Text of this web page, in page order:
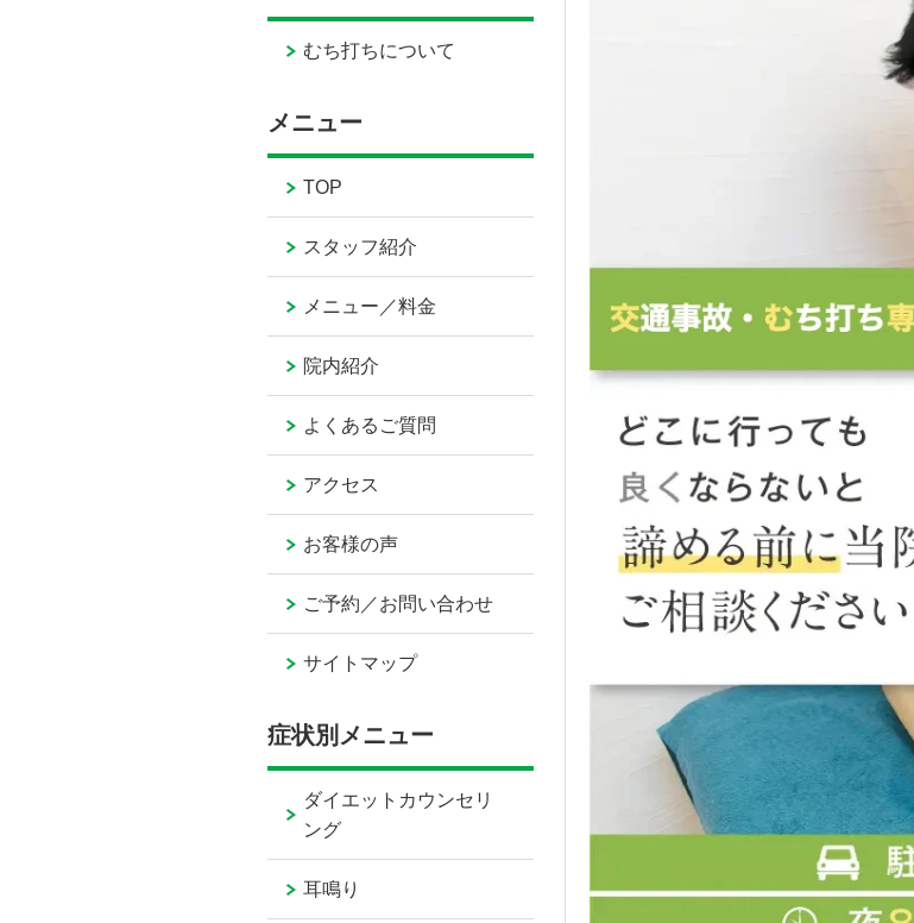
むち打ちについて
メニュー
TOP
スタッフ紹介
メニュー／料金
院内紹介
よくあるご質問
アクセス
お客様の声
ご予約／お問い合わせ
サイトマップ
症状別メニュー
ダイエットカウンセリ
ング
耳鳴り